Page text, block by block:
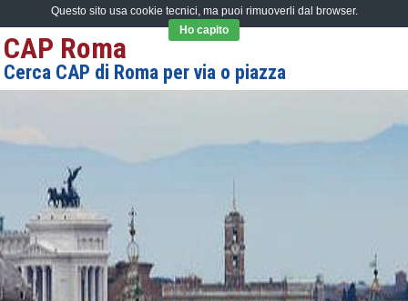
CAP Roma
Cerca CAP di Roma per via o piazza
Questo sito usa cookie tecnici, ma puoi rimuoverli dal browser.
Ho capito